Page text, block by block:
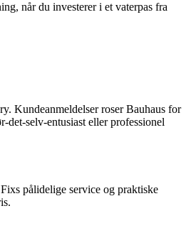
når du investerer i et vaterpas fra
Kundeanmeldelser roser Bauhaus for
det-selv-entusiast eller professionel
pålidelige service og praktiske